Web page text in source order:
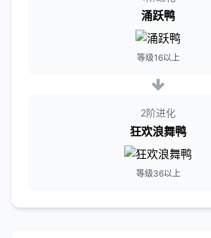
涌跃鸭
等级16以上
2阶进化
狂欢浪舞鸭
等级36以上